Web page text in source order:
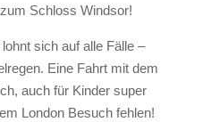
Schloss Windsor!
sich auf alle Fälle –
Eine Fahrt mit dem
auch für Kinder super
London Besuch fehlen!